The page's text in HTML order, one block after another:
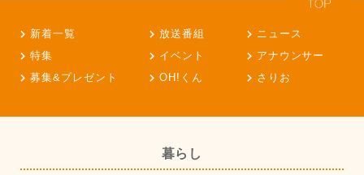
新着一覧 放送番組
ニュース
特集
イベント
アナウンサー
募集&プレゼント
OH!くん さりお
暮らし